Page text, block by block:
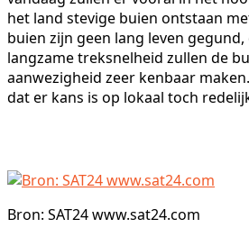
het land stevige buien ontstaan
buien zijn geen lang leven
langzame treksnelheid zullen de
aanwezigheid zeer kenbaar
dat er kans is op lokaal toch
Bron: SAT24 www.sat24.com